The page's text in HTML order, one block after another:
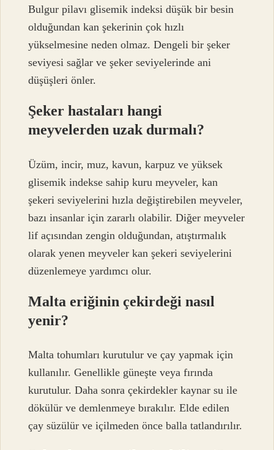
Bulgur pilavı glisemik indeksi düşük bir besin
olduğundan kan şekerinin çok hızlı
yükselmesine neden olmaz. Dengeli bir şeker
seviyesi sağlar ve şeker seviyelerinde ani
düşüşleri önler.
Şeker hastaları hangi
meyvelerden uzak durmalı?
Üzüm, incir, muz, kavun, karpuz ve yüksek
glisemik indekse sahip kuru meyveler, kan
şekeri seviyelerini hızla değiştirebilen meyveler,
bazı insanlar için zararlı olabilir. Diğer meyveler
lif açısından zengin olduğundan, atıştırmalık
olarak yenen meyveler kan şekeri seviyelerini
düzenlemeye yardımcı olur.
Malta eriğinin çekirdeği nasıl
yenir?
Malta tohumları kurutulur ve çay yapmak için
kullanılır. Genellikle güneşte veya fırında
kurutulur. Daha sonra çekirdekler kaynar su ile
dökülür ve demlenmeye bırakılır. Elde edilen
çay süzülür ve içilmeden önce balla tatlandırılır.